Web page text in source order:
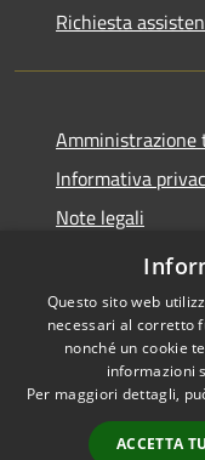
Richiesta
Amministrazione
Informativa
Note legali
Dichiarazione di
Accessibilità
Questo sito web
necessari al corretto
nonché un cookie
informazioni
Per maggiori dettagli,
ACCETTA